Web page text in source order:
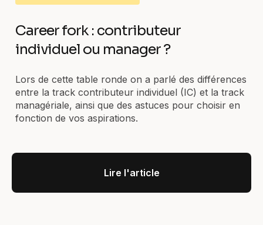
Career fork : contributeur
individuel ou manager ?
Lors de cette table ronde on a parlé des différences
entre la track contributeur individuel (IC) et la track
managériale, ainsi que des astuces pour choisir en
fonction de vos aspirations.
Lire l'article